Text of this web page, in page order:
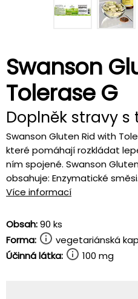
Swanson
Tolerase G
Doplněk stravy
Swanson Gluten Rid with
které pomáhají rozkládat
ním spojené. Swanson
obsahuje: Enzymatické
Více informací
Obsah:90 ks
Forma:
vegetariánská
Účinná látka:
100 mg